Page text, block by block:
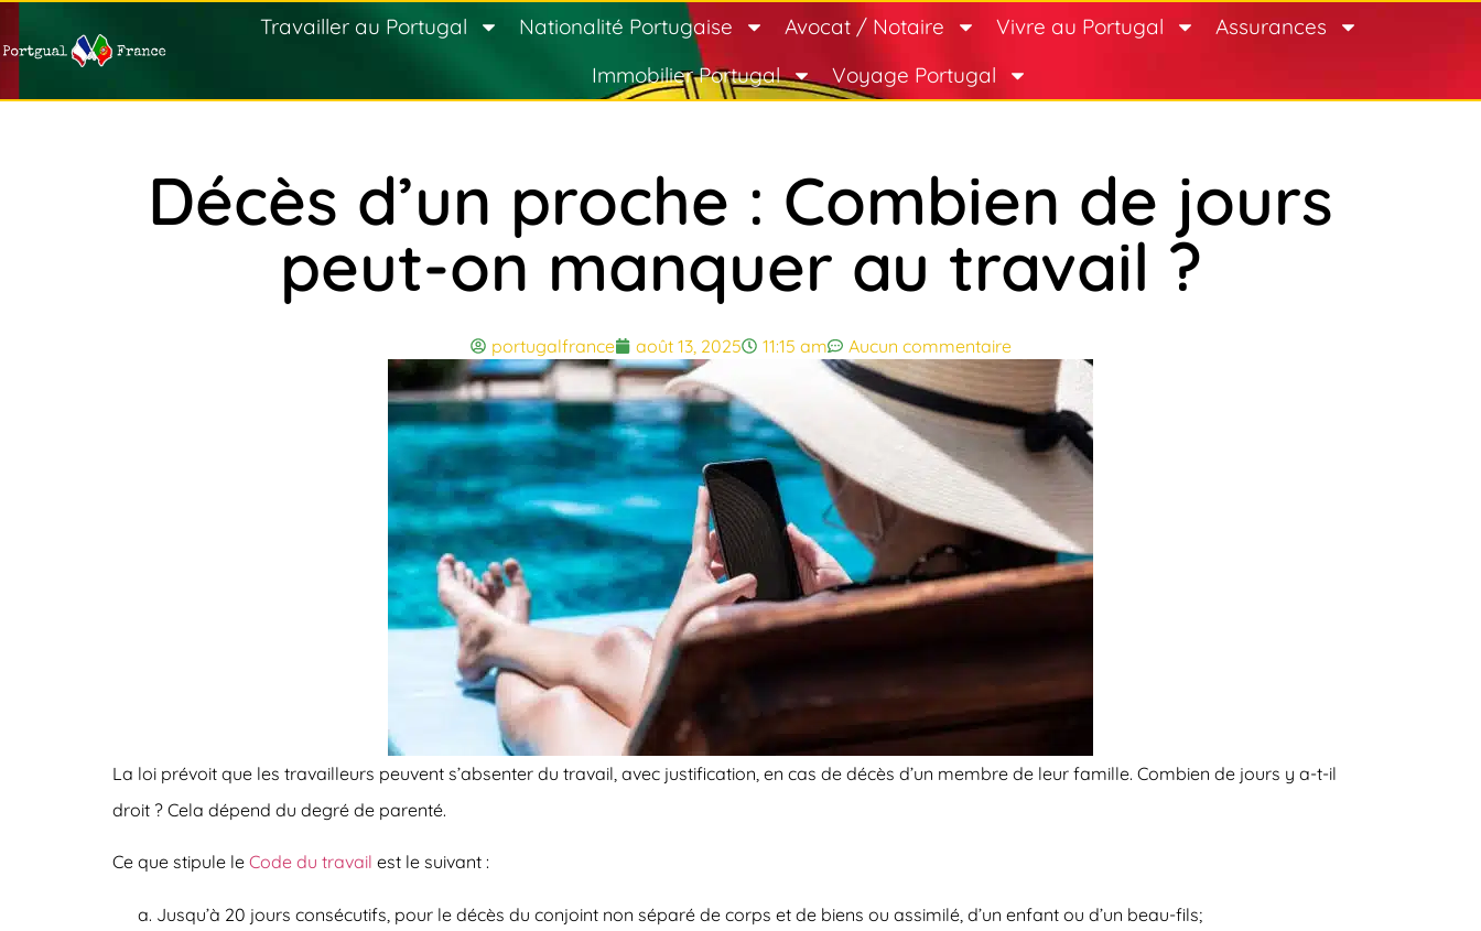
Travailler au Portugal Nationalité Portugaise Avocat / Notaire Vivre au Portugal
Assurances
Immobilier Portugal
Voyage Portugal
Décès d’un proche : Combien de jours
peut-on manquer au travail ?
portugalfrance août 13, 2025 11:15 am Aucun commentaire
La loi prévoit que les travailleurs peuvent s’absenter du travail, avec justification, en cas de décès d’un membre de leur famille. Combien de jours y a-t-il
droit ? Cela dépend du degré de parenté.
Ce que stipule le Code du travail est le suivant :
Jusqu’à 20 jours consécutifs , pour le décès du conjoint non séparé de corps et de biens ou assimilé, d’un enfant ou d’un beau-fils;